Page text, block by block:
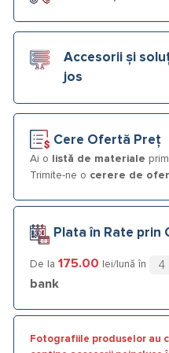
Accesorii și
jos
Cere Ofertă Preț
Ai o listă de materiale
Trimite-ne o cerere de
Plata în Rate prin
De la 175.00 lei/lună în
bank
Fotografiile produselor au